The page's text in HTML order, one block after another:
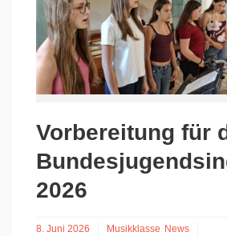
Vorbereitung für
2026
8. Juni 2026 Musikklasse News